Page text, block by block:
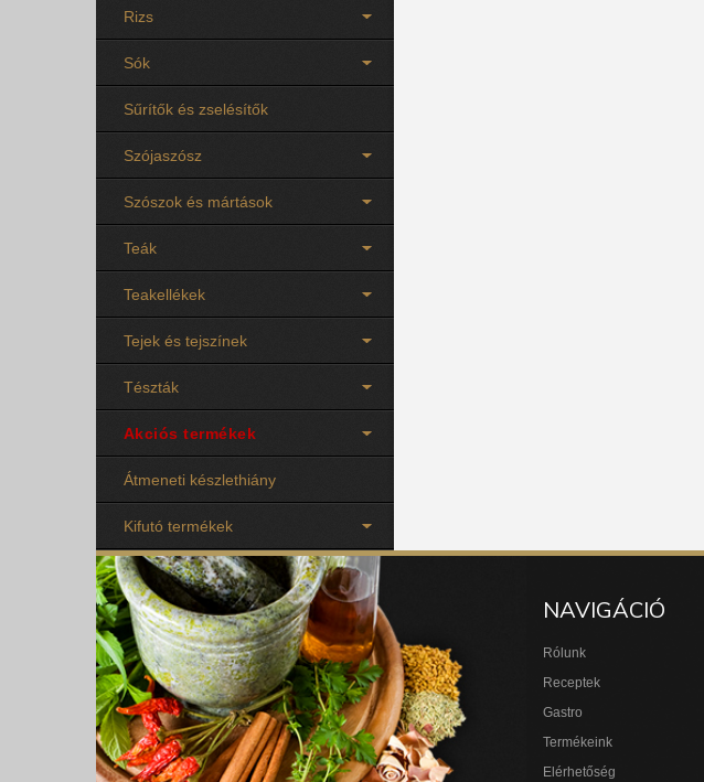
Rizs
Sók
Sűrítők és zselésítők
Szójaszósz
Szószok és mártások
Teák
Teakellékek
Tejek és tejszínek
Tészták
Akciós termékek
Átmeneti készlethiány
Kifutó termékek
NAVIGÁCIÓ
Rólunk
Receptek
Gastro
Termékeink
Elérhetőség